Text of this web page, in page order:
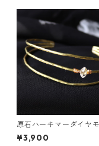
原石ハーキマーダイヤ
の真鍮3連バングル
¥3,900